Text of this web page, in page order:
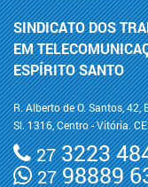
SINDICATO DOS
EM
ESPÍRITO SANTO
R. Alberto de O. Santos, 42,
Sl. 1316, Centro - Vitória.
273223
2798889